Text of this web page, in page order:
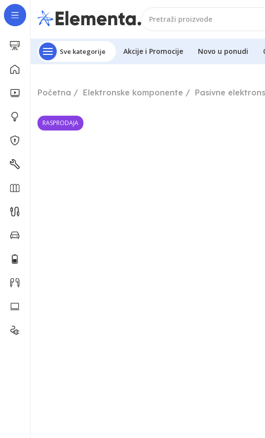
Sve kategorije Akcije i Promocije Novo u ponudi
Početna Elektronske komponente Pasivne
RASPRODAJA